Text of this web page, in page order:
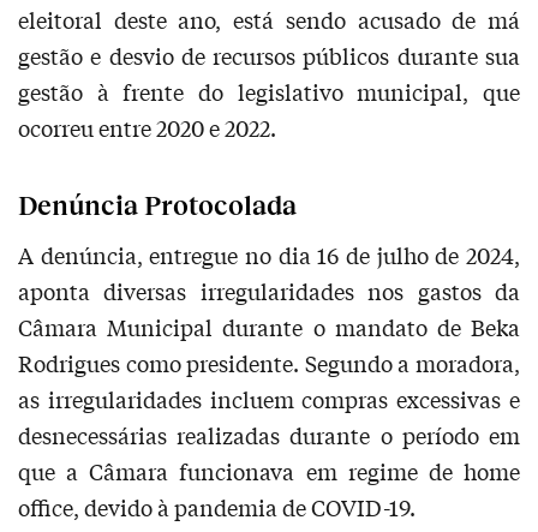
eleitoral deste ano, está sendo acusado de má
gestão e desvio de recursos públicos durante sua
gestão à frente do legislativo municipal, que
ocorreu entre 2020 e 2022.
Denúncia Protocolada
A denúncia, entregue no dia 16 de julho de 2024,
aponta diversas irregularidades nos gastos da
Câmara Municipal durante o mandato de Beka
Rodrigues como presidente. Segundo a moradora,
as irregularidades incluem compras excessivas e
desnecessárias realizadas durante o período em
que a Câmara funcionava em regime de home
office, devido à pandemia de COVID-19.